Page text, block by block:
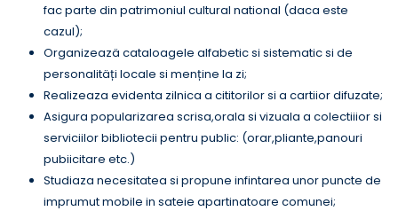
fac parte din patrimoniul cultural national (daca este
cazul);
Organizeazä cataloagele alfabetic si sistematic si de
personalitäți locale si menține la zi;
Realizeaza evidenta zilnica a cititorilor si a cartiior difuzate;
Asigura popularizarea scrisa,orala si vizuala a colectiiior si
serviciilor bibliotecii pentru public: (orar,pliante,panouri
pubiicitare etc.)
Studiaza necesitatea si propune infintarea unor puncte de
imprumut mobile in sateie apartinatoare comunei;